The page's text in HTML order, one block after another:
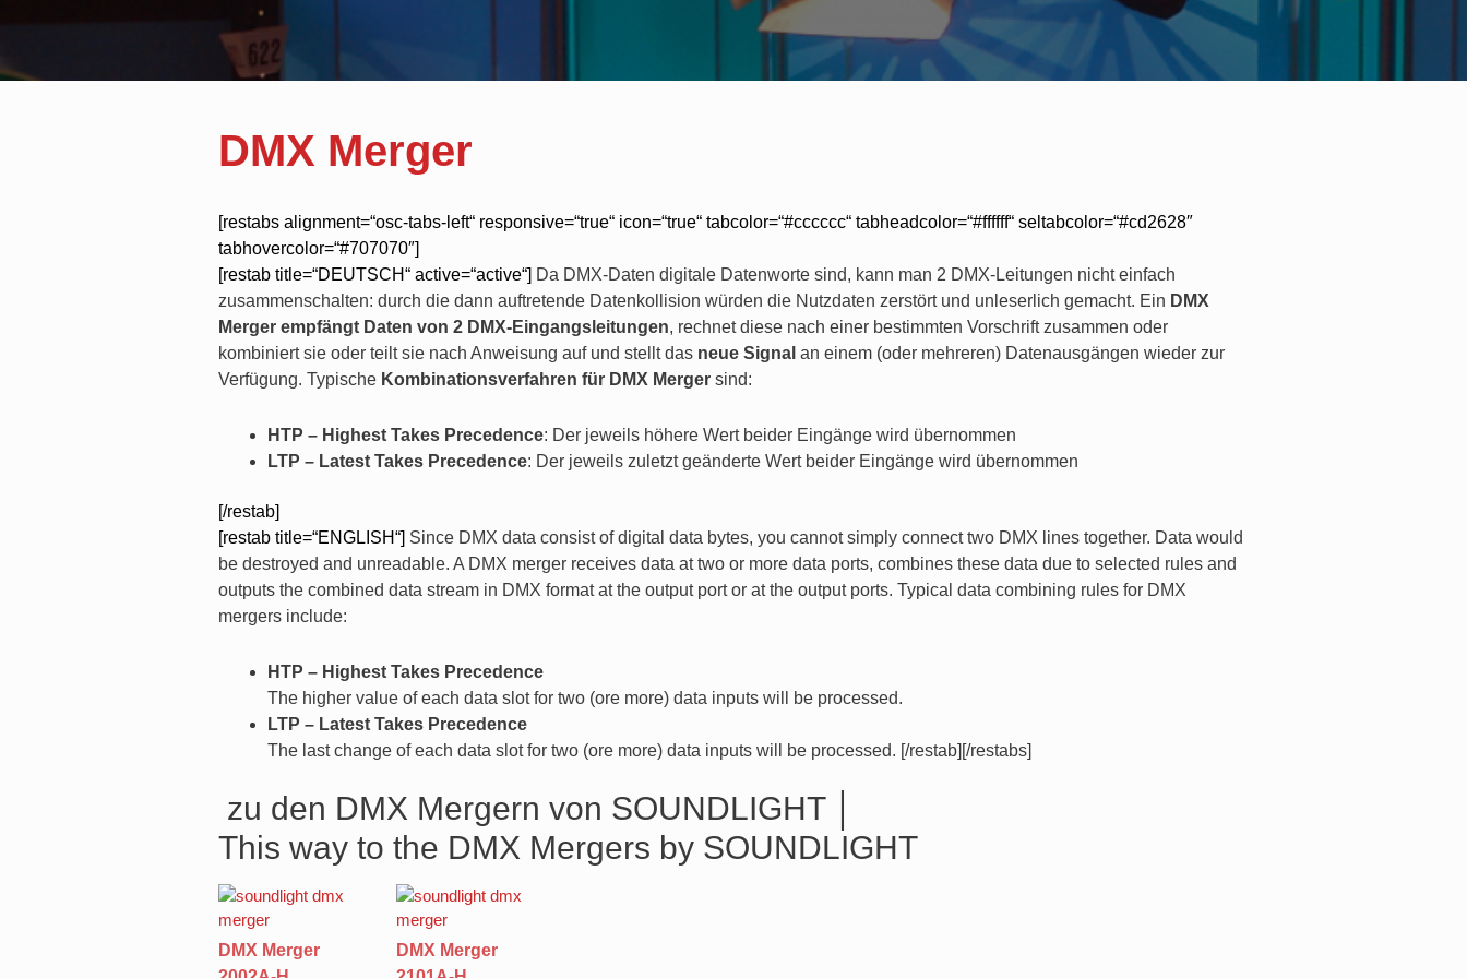
DMX Merger
[restabs alignment=“osc-tabs-left“ responsive=“true“ icon=“true“ tabcolor=“#cccccc“ tabheadcolor=“#ffffff“ seltabcolor=“#cd2628″
tabhovercolor=“#707070″]
[restab title=“DEUTSCH“ active=“active“] Da DMX-Daten digitale Datenworte sind, kann man 2 DMX-Leitungen nicht einfach
zusammenschalten: durch die dann auftretende Datenkollision würden die Nutzdaten zerstört und unleserlich gemacht. Ein DMX
Merger empfängt Daten von 2 DMX-Eingangsleitungen, rechnet diese nach einer bestimmten Vorschrift zusammen oder
kombiniert sie oder teilt sie nach Anweisung auf und stellt das neue Signal an einem (oder mehreren) Datenausgängen wieder zur
Verfügung. Typische Kombinationsverfahren für DMX Merger sind:
HTP – Highest Takes Precedence: Der jeweils höhere Wert beider Eingänge wird übernommen
LTP – Latest Takes Precedence: Der jeweils zuletzt geänderte Wert beider Eingänge wird übernommen
[/restab]
[restab title=“ENGLISH“] Since DMX data consist of digital data bytes, you cannot simply connect two DMX lines together. Data would
be destroyed and unreadable. A DMX merger receives data at two or more data ports, combines these data due to selected rules and
outputs the combined data stream in DMX format at the output port or at the output ports. Typical data combining rules for DMX
mergers include:
HTP – Highest Takes Precedence
The higher value of each data slot for two (ore more) data inputs will be processed.
LTP – Latest Takes Precedence
The last change of each data slot for two (ore more) data inputs will be processed. [/restab][/restabs]
zu den DMX Mergern von SOUNDLIGHT │
This way to the DMX Mergers by SOUNDLIGHT
DMX Merger
DMX Merger